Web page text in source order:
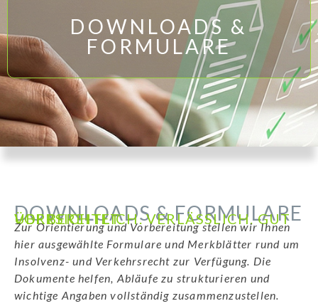
DOWNLOADS &
FORMULARE
DOWNLOADS & FORMULARE
ÜBERSICHTLICH. VERLÄSSLICH. GUT VORBEREITET.
Zur Orientierung und Vorbereitung stellen wir Ihnen
hier ausgewählte Formulare und Merkblätter rund um
Insolvenz- und Verkehrsrecht zur Verfügung. Die
Dokumente helfen, Abläufe zu strukturieren und
wichtige Angaben vollständig zusammenzustellen.